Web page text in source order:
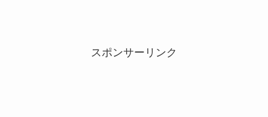
スポンサーリンク